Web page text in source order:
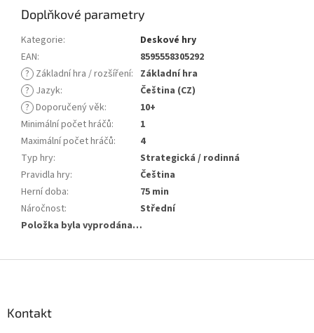
Doplňkové parametry
Kategorie:
Deskové hry
EAN:
8595558305292
? Základní hra / rozšíření: Základní hra
? Jazyk:
Čeština (CZ)
? Doporučený věk:
10+
Minimální počet hráčů:
1
Maximální počet hráčů:
4
Typ hry:
Strategická / rodinná
Pravidla hry:
Čeština
Herní doba:
75 min
Náročnost:
Střední
Položka byla vyprodána…
Kontakt